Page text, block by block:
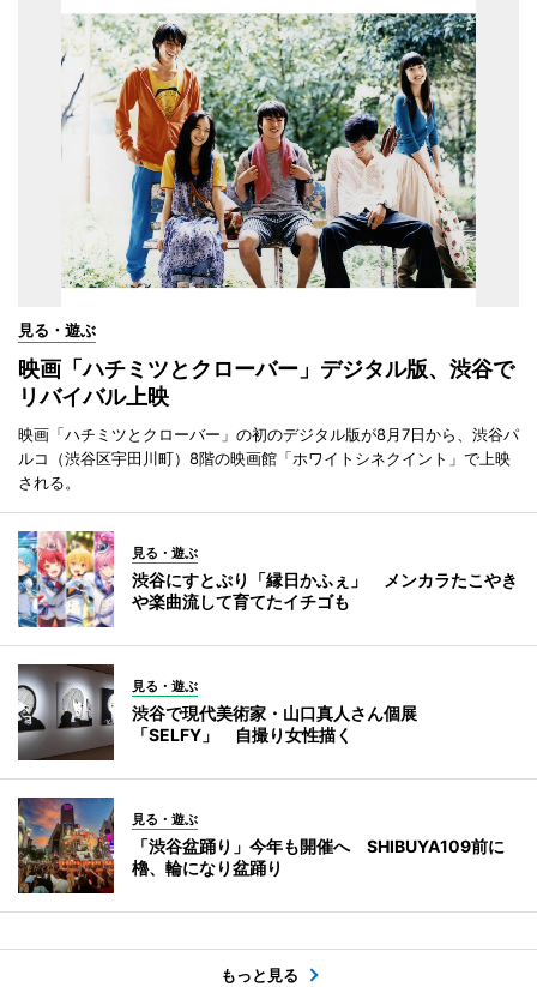
見る・遊ぶ
映画「ハチミツとクローバー」デジタル版、渋谷で
リバイバル上映
映画「ハチミツとクローバー」の初のデジタル版が8月7日から、渋谷パ
ルコ（渋谷区宇田川町）8階の映画館「ホワイトシネクイント」で上映
される。
見る・遊ぶ
渋谷にすとぷり「縁日かふぇ」 メンカラたこやき
や楽曲流して育てたイチゴも
見る・遊ぶ
渋谷で現代美術家・山口真人さん個展
「SELFY」 自撮り女性描く
見る・遊ぶ
「渋谷盆踊り」今年も開催へ SHIBUYA109前に
櫓、輪になり盆踊り
もっと見る